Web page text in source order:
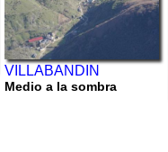
VILLABANDIN
Medio a la sombra